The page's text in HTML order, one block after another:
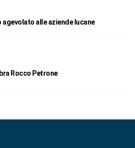
alle aziende lucane
Rocco Petrone